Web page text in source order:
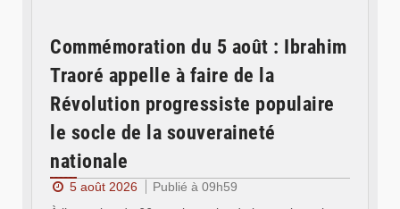
Commémoration du 5 août : Ibrahim
Traoré appelle à faire de la
Révolution progressiste populaire
le socle de la souveraineté
nationale
5 août 2026
Publié à 09h59